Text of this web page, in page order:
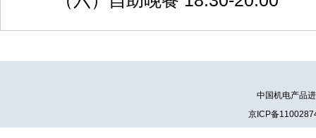
中国机电产品
京ICP备